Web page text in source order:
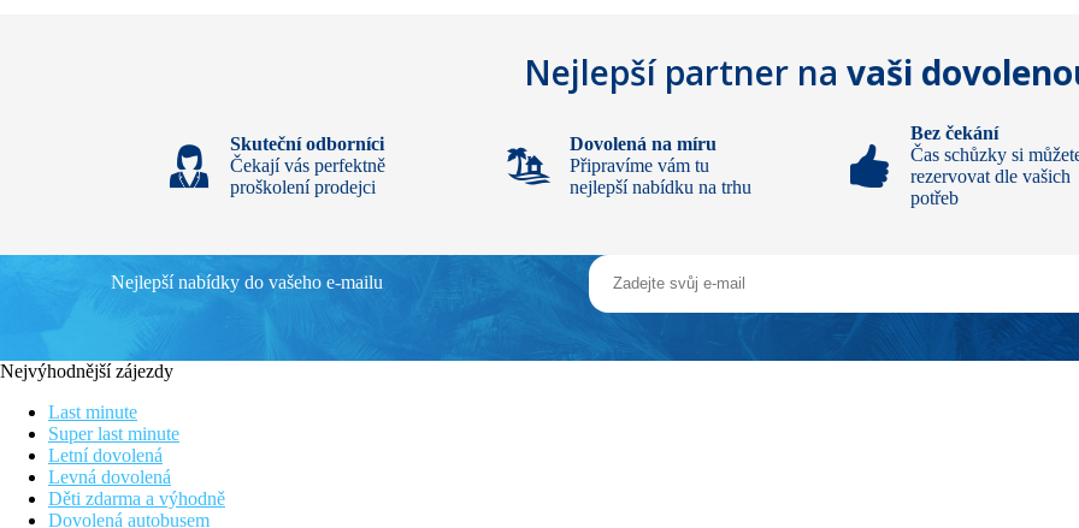
Nejlepší partner na vaši
Skuteční odborníci
Čekají vás perfektně
proškolení prodejci
Dovolená na míru
Připravíme vám tu
nejlepší nabídku na trhu
Bez čekání
Čas schůzky si
rezervovat dle vašich
potřeb
Nejlepší nabídky do vašeho e-mailu
Nejvýhodnější zájezdy
Last minute
Super last minute
Letní dovolená
Levná dovolená
Děti zdarma a výhodně
Dovolená autobusem